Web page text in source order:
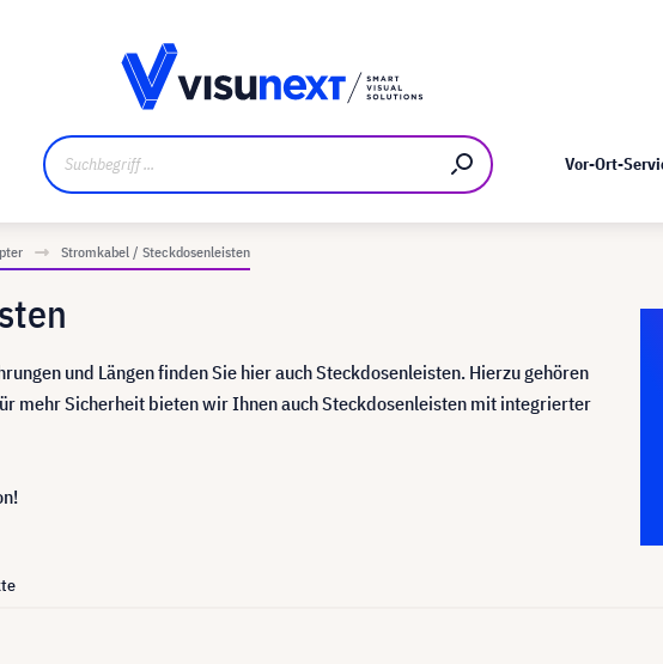
Vor-Ort-
Stromkabel / Steckdosenleisten
und Längen finden Sie hier auch Steckdosenleisten. Hierzu gehören
mehr Sicherheit bieten wir Ihnen auch Steckdosenleisten mit integrierter